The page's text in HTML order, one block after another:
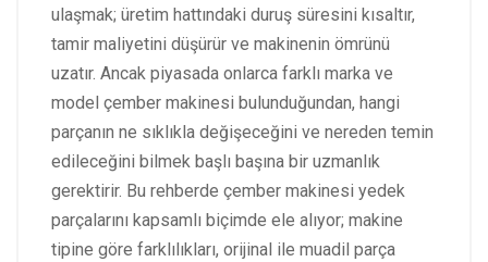
ulaşmak; üretim hattındaki duruş süresini kısaltır,
tamir maliyetini düşürür ve makinenin ömrünü
uzatır. Ancak piyasada onlarca farklı marka ve
model çember makinesi bulunduğundan, hangi
parçanın ne sıklıkla değişeceğini ve nereden temin
edileceğini bilmek başlı başına bir uzmanlık
gerektirir. Bu rehberde çember makinesi yedek
parçalarını kapsamlı biçimde ele alıyor; makine
tipine göre farklılıkları, orijinal ile muadil parça